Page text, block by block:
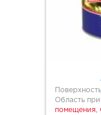
Область
помещения,